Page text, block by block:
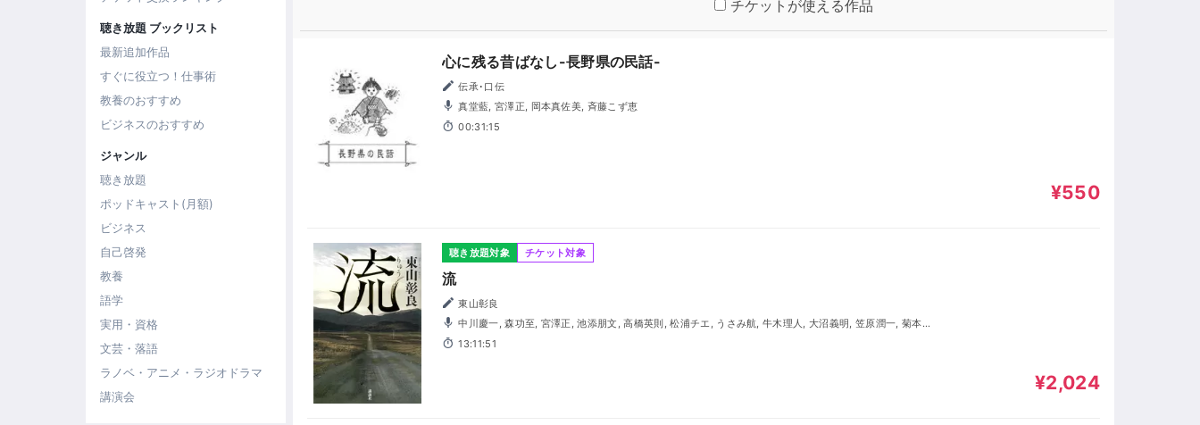
聴き放題 ブックリスト
最新追加作品
すぐに役立つ！仕事術
教養のおすすめ
ビジネスのおすすめ
ジャンル
聴き放題
ポッドキャスト(月額)
ビジネス
自己啓発
教養
語学
実用・資格
文芸・落語
ラノベ・アニメ・ラジオドラマ
講演会
チケットが使える作品
心に残る昔ばなし-長野県の民話-
伝承･口伝
真堂藍, 宮澤正, 岡本真佐美, 斉藤こず恵
00:31:15
¥550
聴き放題対象 チケット対象
流
東山彰良
中川慶一, 森功至, 宮澤正, 池添朋文, 高橋英則, 松浦チエ, うさみ航, 牛木理人, 大沼義明, 笠原潤一, 菊本平,
小林健次郎, 須藤慧, 諸田和典, 山口翔平, 池田朋子, 大下洋子, 笠原あきら, 加藤祐梨, 笹本菜津枝, 仲田ありさ,
西えり, 林優子, 吉富ちか
13:11:51
¥2,024